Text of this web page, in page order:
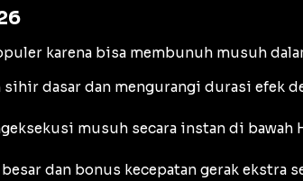
karena bisa membunuh musuh
sihir dasar dan mengurangi durasi efek
musuh secara instan di bawah
besar dan bonus kecepatan gerak ekstra